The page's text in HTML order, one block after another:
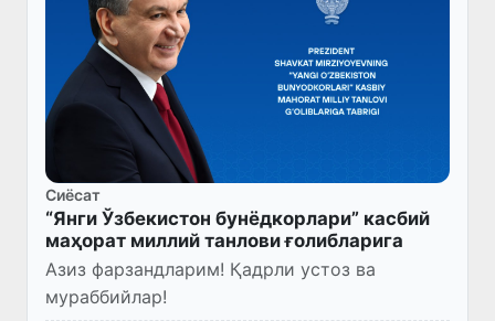
Сиёсат
“Янги Ўзбекистон бунёдкорлари” касбий
маҳорат миллий танлови ғолибларига
Азиз фарзандларим! Қадрли устоз ва
мураббийлар!